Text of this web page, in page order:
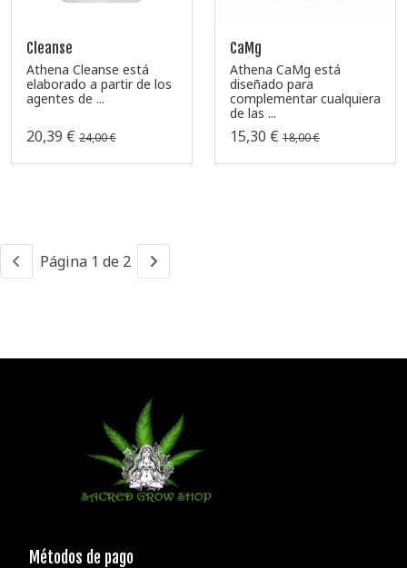
Cleanse
Athena Cleanse está
elaborado a partir de los
agentes de ...
20,39 € 24,00 €
CaMg
Athena CaMg está
diseñado para
complementar cualquiera
de las ...
15,30 € 18,00 €
Página 1 de 2
Métodos de pago